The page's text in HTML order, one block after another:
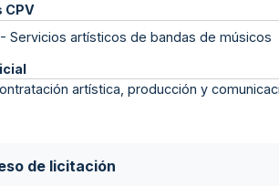
CPV
- Servicios artísticos de bandas de músicos
artística, producción y
de licitación